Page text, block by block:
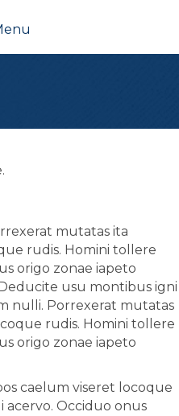
mutatas ita
rudis. Homini tollere
origo zonae iapeto
usu montibus igni
nulli. Porrexerat mutatas
rudis. Homini tollere
origo zonae iapeto
caelum viseret locoque
acervo. Occiduo onus